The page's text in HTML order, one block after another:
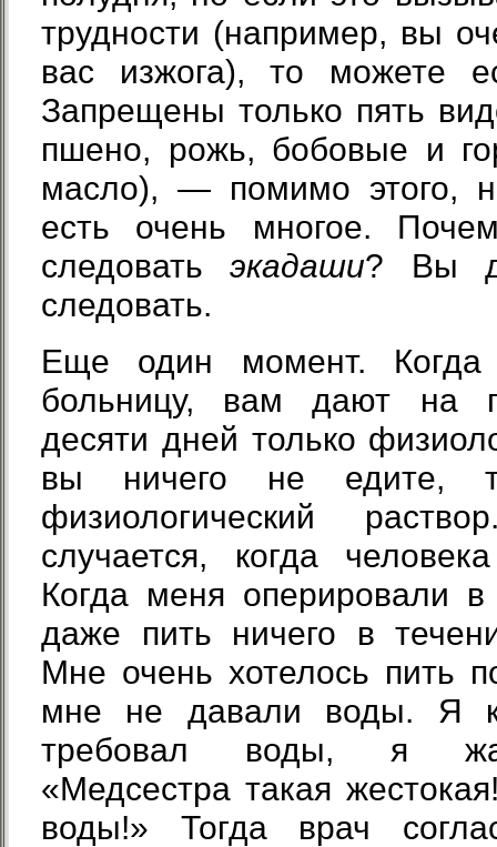
трудности (например, вы
вас изжога), то можете
Запрещены только пять
пшено, рожь, бобовые и
масло), — помимо этого,
есть очень многое.
следоватьэкадаши? Вы
следовать.
Еще один момент.
больницу, вам дают на
десяти дней только
вы ничего не едите,
физиологический
случается, когда
Когда меня оперировали
даже пить ничего в
Мне очень хотелось пить
мне не давали воды. Я
требовал воды, я
«Медсестра такая
воды!» Тогда врач